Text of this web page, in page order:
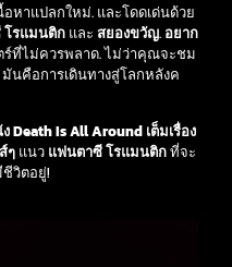
หาแปลกใหม่. และโดดเด่นด้วย
โรแมนติก และ สยองขวัญ. อยาก
ที่ไม่ควรพลาด. ไม่ว่าคุณจะชม
มันคือการเดินทางสู่โลกหลังค
Death Is All Around เต็มเรื่อง
ๆ แนว แฟนตาซี โรแมนติกที่จะ
วิตอยู่!